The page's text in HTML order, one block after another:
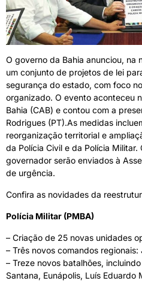
O governo da Bahia anunciou, na
um conjunto de projetos de lei
segurança do estado, com foco
organizado. O evento aconteceu
Bahia (CAB) e contou com a
Rodrigues (PT).As medidas
reorganização territorial e
da Polícia Civil e da Polícia
governador serão enviados à
de urgência.
Confira as novidades da
Polícia Militar (PMBA)
– Criação de 25 novas unidades
– Três novos comandos
– Treze novos batalhões,
Santana, Eunápolis, Luís Eduardo